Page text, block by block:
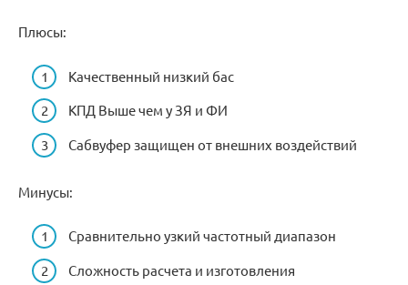
Плюсы:
Качественный низкий бас
КПД Выше чем у ЗЯ и ФИ
Сабвуфер защищен от внешних воздействий
Минусы:
Сравнительно узкий частотный диапазон
Сложность расчета и изготовления